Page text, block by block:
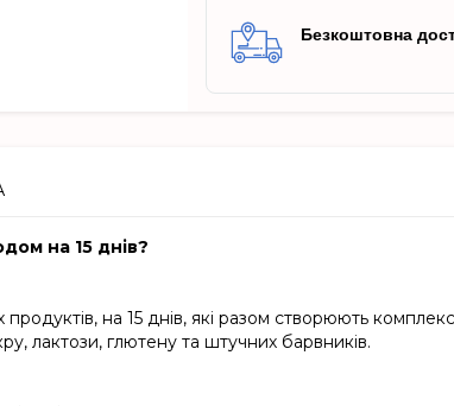
Безкоштовна
на 15 днів?
на 15 днів, які разом створюють
лактози, глютену та штучних барвників.